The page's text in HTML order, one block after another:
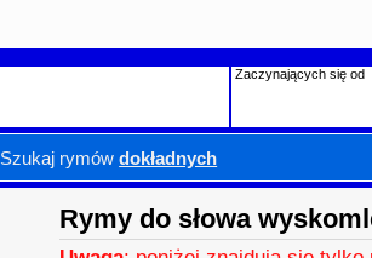
Zaczynających się od
Szukaj rymówdokładnych
Rymy do słowa